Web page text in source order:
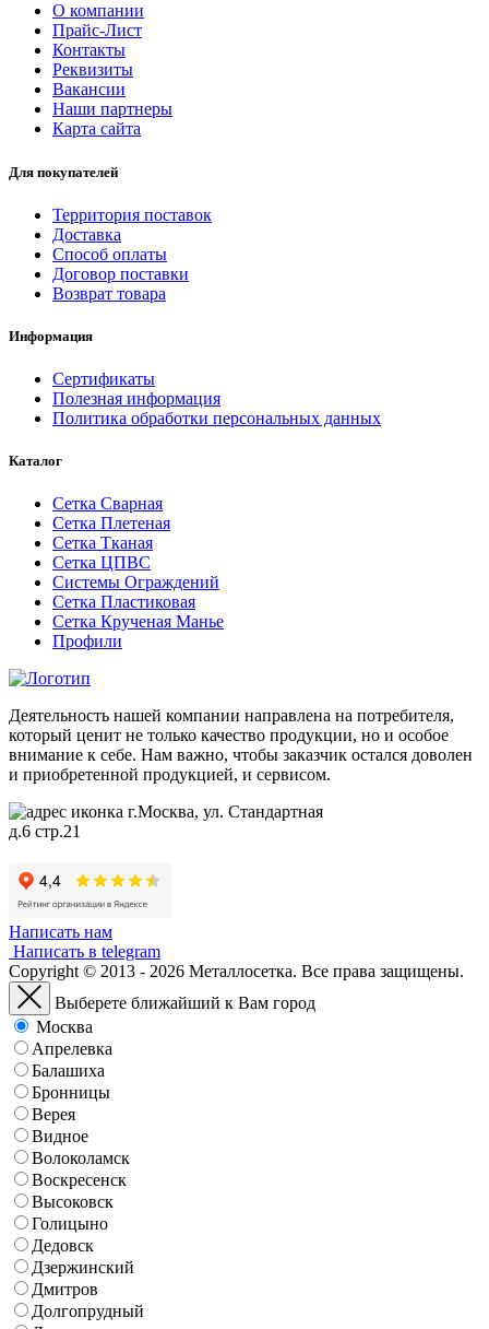
О компании
Прайс-Лист
Контакты
Реквизиты
Вакансии
Наши партнеры
Карта сайта
Для покупателей
Территория поставок
Доставка
Способ оплаты
Договор поставки
Возврат товара
Информация
Сертификаты
Полезная информация
Политика обработки персональных данных
Каталог
Сетка Сварная
Сетка Плетеная
Сетка Тканая
Сетка ЦПВС
Системы Ограждений
Сетка Пластиковая
Сетка Крученая Манье
Профили
Деятельность нашей компании направлена на потребителя,
который ценит не только качество продукции, но и особое
внимание к себе. Нам важно, чтобы заказчик остался доволен
и приобретенной продукцией, и сервисом.
г.Москва, ул. Стандартная
д.6 стр.21
Написать нам
Написать в telegram
Copyright © 2013 - 2026 Металлосетка. Все права защищены.
Выберете ближайший к Вам город
Москва
Апрелевка
Балашиха
Бронницы
Верея
Видное
Волоколамск
Воскресенск
Высоковск
Голицыно
Дедовск
Дзержинский
Дмитров
Долгопрудный